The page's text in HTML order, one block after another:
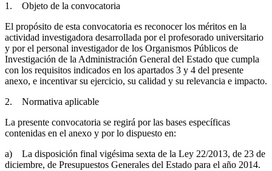
1. Objeto de la convocatoria
El propósito de esta convocatoria es reconocer los méritos en la
actividad investigadora desarrollada por el profesorado universitario
y por el personal investigador de los Organismos Públicos de
Investigación de la Administración General del Estado que cumpla
con los requisitos indicados en los apartados 3 y 4 del presente
anexo, e incentivar su ejercicio, su calidad y su relevancia e impacto.
2. Normativa aplicable
La presente convocatoria se regirá por las bases específicas
contenidas en el anexo y por lo dispuesto en:
a) La disposición final vigésima sexta de la Ley 22/2013, de 23 de
diciembre, de Presupuestos Generales del Estado para el año 2014.